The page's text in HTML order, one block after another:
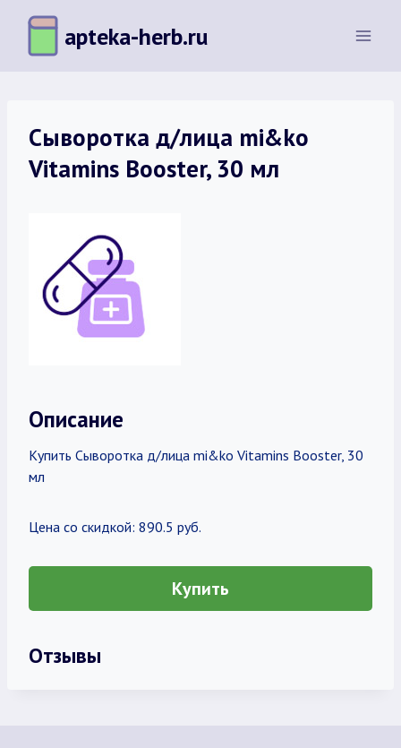
Перейти
содержимому
apteka-herb.ru
Сыворотка д/лица mi&ko
Vitamins Booster, 30 мл
Описание
Купить Сыворотка д/лица mi&ko Vitamins Booster, 30
мл
Цена со скидкой: 890.5 руб.
Купить
Отзывы